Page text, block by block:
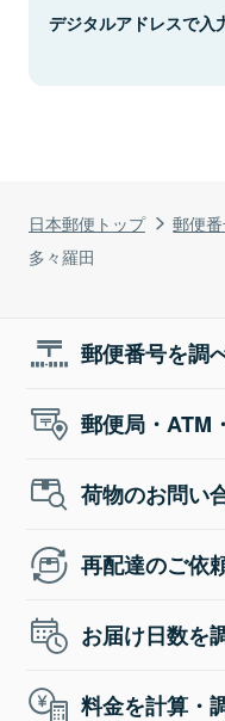
日本郵便トップ 郵便
多々羅田
デジタルアドレスで入
郵便番号を調
郵便局・ATM
荷物のお問い
再配達のご依
お届け日数を
料金を計算・